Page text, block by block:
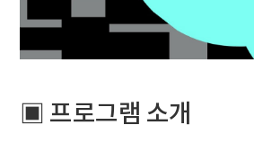
▣ 프로그램 소개